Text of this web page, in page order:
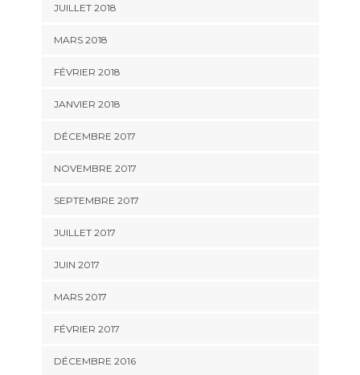
JUILLET 2018
MARS 2018
FÉVRIER 2018
JANVIER 2018
DÉCEMBRE 2017
NOVEMBRE 2017
SEPTEMBRE 2017
JUILLET 2017
JUIN 2017
MARS 2017
FÉVRIER 2017
DÉCEMBRE 2016